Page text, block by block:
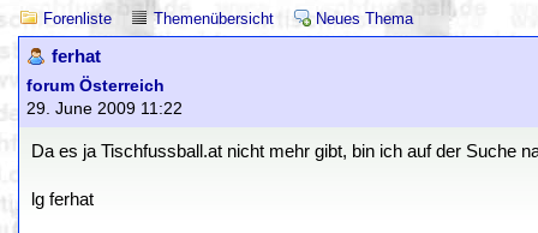
Forenliste Themenübersicht Neues Thema
ferhat
forum Österreich
29. June 2009 11:22
Da es ja Tischfussball.at nicht mehr gibt, bin ich auf der Suche
lg ferhat